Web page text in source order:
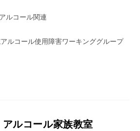
アルコール関連
ルコール使用障害ワーキンググループ
アルコール家族教室